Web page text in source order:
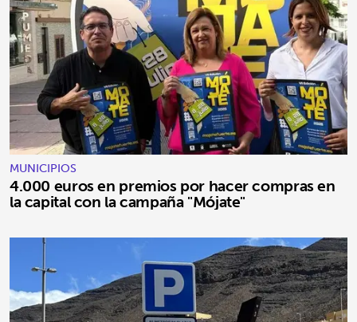
MUNICIPIOS
4.000 euros en premios por hacer compras en
la capital con la campaña "Mójate"